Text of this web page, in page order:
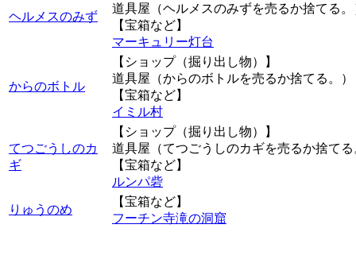
ヘルメスのみず
道具屋（ヘルメスのみずを売るか捨てる。
【宝箱など】
マーキュリー灯台
からのボトル
【ショップ（掘り出し物）】
道具屋（からのボトルを売るか捨てる。）
【宝箱など】
イミル村
てつごうしのカ
ギ
【ショップ（掘り出し物）】
道具屋（てつごうしのカギを売るか捨て
【宝箱など】
ルンパ砦
りゅうのめ
【宝箱など】
フーチン寺滝の洞窟